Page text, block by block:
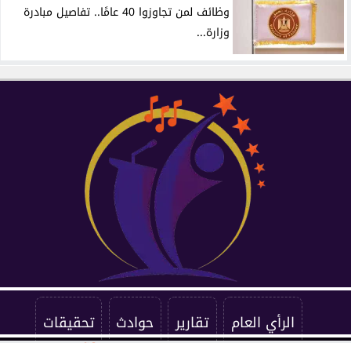
وظائف لمن تجاوزوا 40 عامًا.. تفاصيل مبادرة
وزارة...
الرأي العام تقارير حوادث تحقيقات